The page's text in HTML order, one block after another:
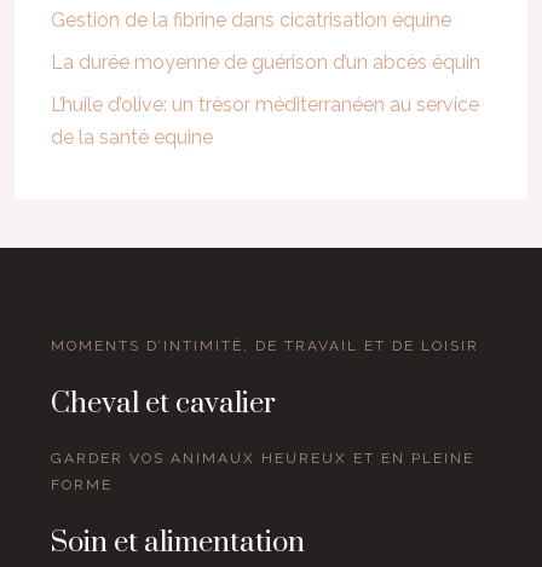
Gestion de la fibrine dans cicatrisation équine
La durée moyenne de guérison d’un abcès équin
L’huile d’olive: un trésor méditerranéen au service
de la santé equine
MOMENTS D’INTIMITÉ, DE TRAVAIL ET DE LOISIR
Cheval et cavalier
GARDER VOS ANIMAUX HEUREUX ET EN PLEINE
FORME
Soin et alimentation